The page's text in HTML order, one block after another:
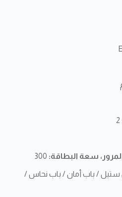
سعة البطاقة:
/ باب أمان / باب نحاس /